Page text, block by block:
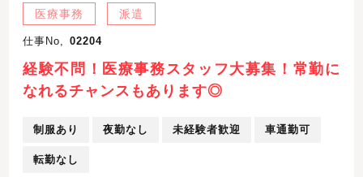
医療事務 派遣
仕事No, 02204
経験不問！医療事務スタッフ大募集！常勤に
なれるチャンスもあります◎
制服あり 夜勤なし 未経験者歓迎 車通勤可
転勤なし